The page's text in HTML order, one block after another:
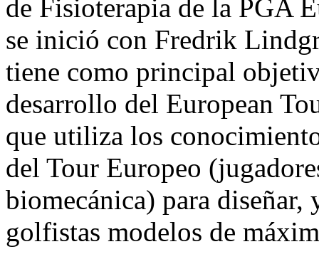
de Fisioterapia de la PGA
se inició con Fredrik
tiene como principal
desarrollo del European
que utiliza los
del Tour Europeo
biomecánica) para
golfistas modelos de